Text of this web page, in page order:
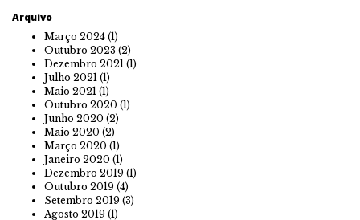
Arquivo
Março 2024 (1)
Outubro 2023 (2)
Dezembro 2021 (1)
Julho 2021 (1)
Maio 2021 (1)
Outubro 2020 (1)
Junho 2020 (2)
Maio 2020 (2)
Março 2020 (1)
Janeiro 2020 (1)
Dezembro 2019 (1)
Outubro 2019 (4)
Setembro 2019 (3)
Agosto 2019 (1)